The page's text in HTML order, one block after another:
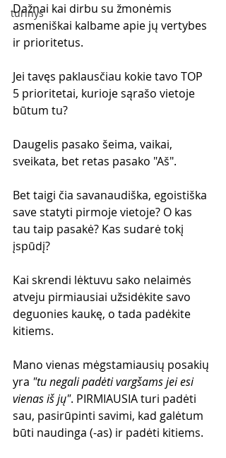
turinys
Dažnai kai dirbu su žmonėmis
asmeniškai kalbame apie jų vertybes
ir prioritetus.
Jei tavęs paklausčiau kokie tavo TOP
5 prioritetai, kurioje sąrašo vietoje
būtum tu?
Daugelis pasako šeima, vaikai,
sveikata, bet retas pasako "Aš".
Bet taigi čia savanaudiška, egoistiška
save statyti pirmoje vietoje? O kas
tau taip pasakė? Kas sudarė tokį
įspūdį?
Kai skrendi lėktuvu sako nelaimės
atveju pirmiausiai užsidėkite savo
deguonies kaukę, o tada padėkite
kitiems.
Mano vienas mėgstamiausių posakių
yra "tu negali padėti vargšams jei esi
vienas iš jų". PIRMIAUSIA turi padėti
sau, pasirūpinti savimi, kad galėtum
būti naudinga (-as) ir padėti kitiems.